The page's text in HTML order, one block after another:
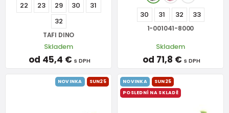
22 23 29 30
31
32
TAFI DINO
Skladem
od 45,4 € s DPH
30 31 32 33
1-001041-8000
Skladem
od 71,8 € s DPH
NOVINKA SUN25 NOVINKA
SUN25
POSLEDNÍ NA SKLADĚ